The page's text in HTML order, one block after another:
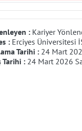
: Kariyer
: Erciyes Üniversitesi
Tarihi : 24 Mart
Tarihi : 24 Mart 2026